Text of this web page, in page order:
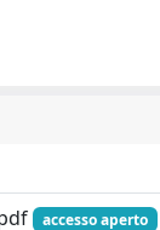
accesso aperto